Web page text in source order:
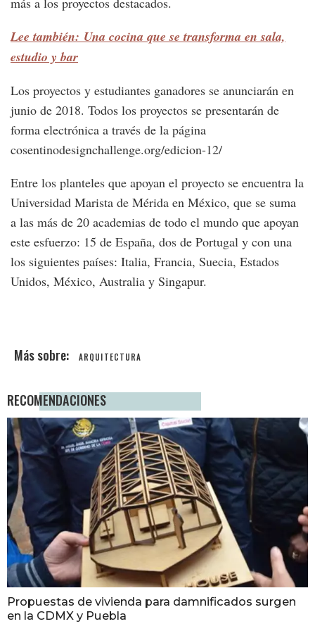
Lee también: Una cocina que se transforma en sala,
estudio y bar
Los proyectos y estudiantes ganadores se anunciarán en
junio de 2018. Todos los proyectos se presentarán de
forma electrónica a través de la página
cosentinodesignchallenge.org/edicion-12/
Entre los planteles que apoyan el proyecto se encuentra la
Universidad Marista de Mérida en México, que se suma
a las más de 20 academias de todo el mundo que apoyan
este esfuerzo: 15 de España, dos de Portugal y con una
los siguientes países: Italia, Francia, Suecia, Estados
Unidos, México, Australia y Singapur.
ARQUITECTURA
RECOMENDACIONES
Propuestas de vivienda para damnificados surgen
en la CDMX y Puebla